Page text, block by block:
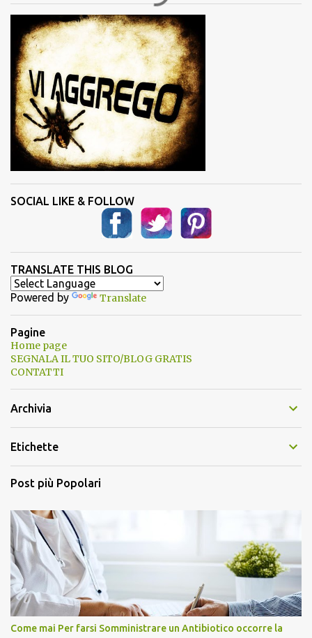
i
SOCIAL LIKE & FOLLOW
TRANSLATE THIS BLOG
Powered by Translate
Pagine
Home page
SEGNALA IL TUO SITO/BLOG GRATIS
CONTATTI
Archivia
Etichette
Post più Popolari
Come mai Per farsi Somministrare un Antibiotico occorre la